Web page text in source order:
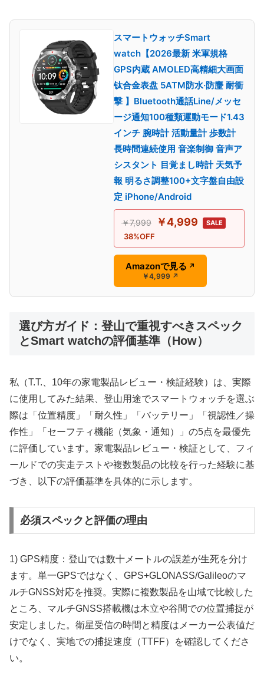
スマートウォッチSmart
watch【2026最新 米軍規格
GPS内蔵 AMOLED高精細大画面
钛合金表盘 5ATM防水·防麈 耐衝
撃 】Bluetooth通話Line/メッセ
ージ通知100種類運動モード1.43
インチ 腕時計 活動量計 歩数計
長時間連続使用 音楽制御 音声ア
シスタント 目覚まし時計 天気予
報 明るさ調整100+文字盤自由設
定 iPhone/Android
￥7,999 ￥4,999 SALE
38%OFF
Amazonで見る ↗
￥4,999 ↗
選び方ガイド：登山で重視すべきスペック
とSmart watchの評価基準（How）
私（T.T.、10年の家電製品レビュー・検証経験）は、実際
に使用してみた結果、登山用途でスマートウォッチを選ぶ
際は「位置精度」「耐久性」「バッテリー」「視認性／操
作性」「セーフティ機能（気象・通知）」の5点を最優先
に評価しています。家電製品レビュー・検証として、フィ
ールドでの実走テストや複数製品の比較を行った経験に基
づき、以下の評価基準を具体的に示します。
必須スペックと評価の理由
1) GPS精度：登山では数十メートルの誤差が生死を分け
ます。単一GPSではなく、GPS+GLONASS/Galileoのマ
ルチGNSS対応を推奨。実際に複数製品を山域で比較した
ところ、マルチGNSS搭載機は木立や谷間での位置捕捉が
安定しました。衛星受信の時間と精度はメーカー公表値だ
けでなく、実地での捕捉速度（TTFF）を確認してくださ
い。